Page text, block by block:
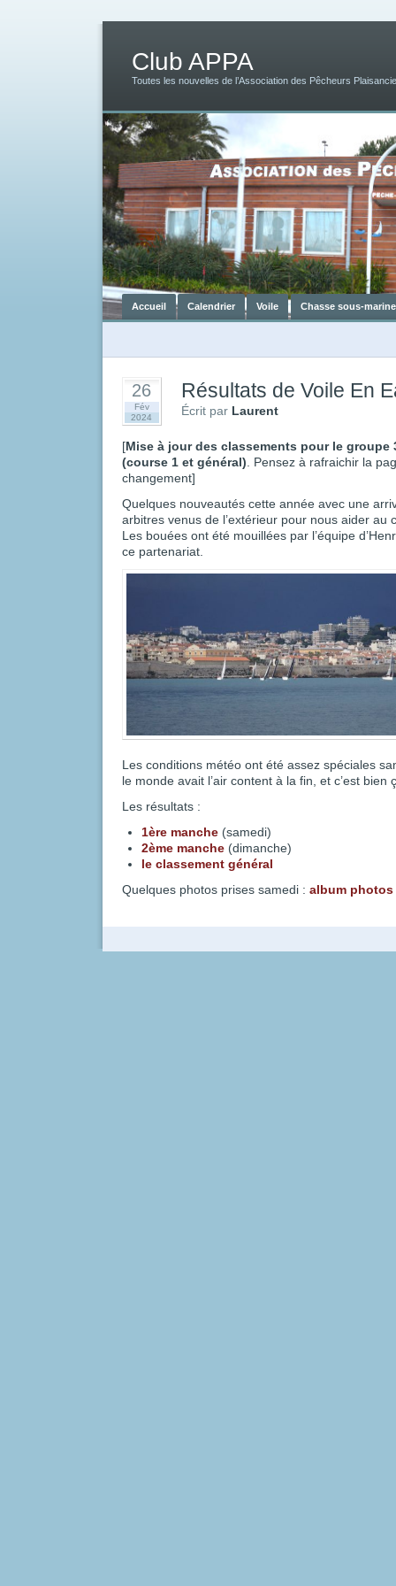
Club APPA
Toutes les nouvelles de l’Association des Pêcheurs
Accueil Calendrier Voile Chasse sous-marine
26
Fév
2024
Résultats de Voile En
Écrit par Laurent
[Mise à jour des classements pour le
(course 1 et général) . Pensez à rafraichir la
changement]
Quelques nouveautés cette année avec une
arbitres venus de l’extérieur pour nous aider au
Les bouées ont été mouillées par l’équipe
ce partenariat.
Les conditions météo ont été assez spéciales
le monde avait l’air content à la fin, et c’est bien
Les résultats :
1ère manche (samedi)
2ème manche (dimanche)
le classement général
Quelques photos prises samedi : album photos